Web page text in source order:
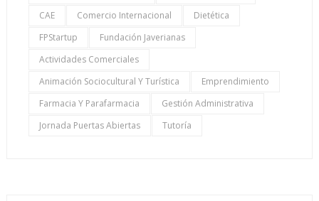
CAE
Comercio Internacional
Dietética
FPStartup
Fundación Javerianas
Actividades Comerciales
Animación Sociocultural Y Turística
Emprendimiento
Farmacia Y Parafarmacia
Gestión Administrativa
Jornada Puertas Abiertas
Tutoría